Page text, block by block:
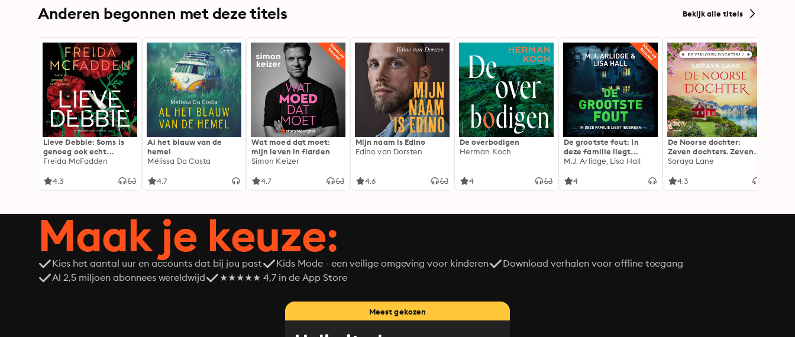
Anderen begonnen met deze titels Bekijk alle titels
Lieve Debbie: Soms is
genoeg ook echt
genoeg...
Freida McFadden
4.3
Al het blauw van de
hemel
Mélissa Da Costa
4.7
Wat moed dat moet:
mijn leven in flarden
Simon Keizer
4.7
Mijn naam is Edino
Edino van Dorsten
4.6
De overbodigen
Herman Koch
4
De grootste fout: In
deze familie liegt
iedereen
M.J. Arlidge, Lisa Hall
4
De Noorse dochter:
Zeven dochters. Zeven
geheimen. Zeven
Soraya Lane
4.3
Maak je keuze:
Kies het aantal uur en accounts dat bij jou past Kids Mode - een veilige omgeving voor kinderen
Download verhalen voor offline toegang
Al 2,5 miljoen abonnees wereldwijd
★★★★★ 4,7 in de App Store
Meest gekozen